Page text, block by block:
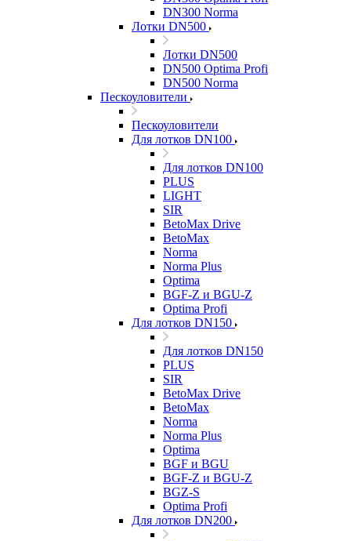
DN300 Norma
Лотки DN500
Лотки DN500
DN500 Optima Profi
DN500 Norma
Пескоуловители
Пескоуловители
Для лотков DN100
Для лотков DN100
PLUS
LIGHT
SIR
BetoMax Drive
BetoMax
Norma
Norma Plus
Optima
BGF-Z и BGU-Z
Optima Profi
Для лотков DN150
Для лотков DN150
PLUS
SIR
BetoMax Drive
BetoMax
Norma
Norma Plus
Optima
BGF и BGU
BGF-Z и BGU-Z
BGZ-S
Optima Profi
Для лотков DN200